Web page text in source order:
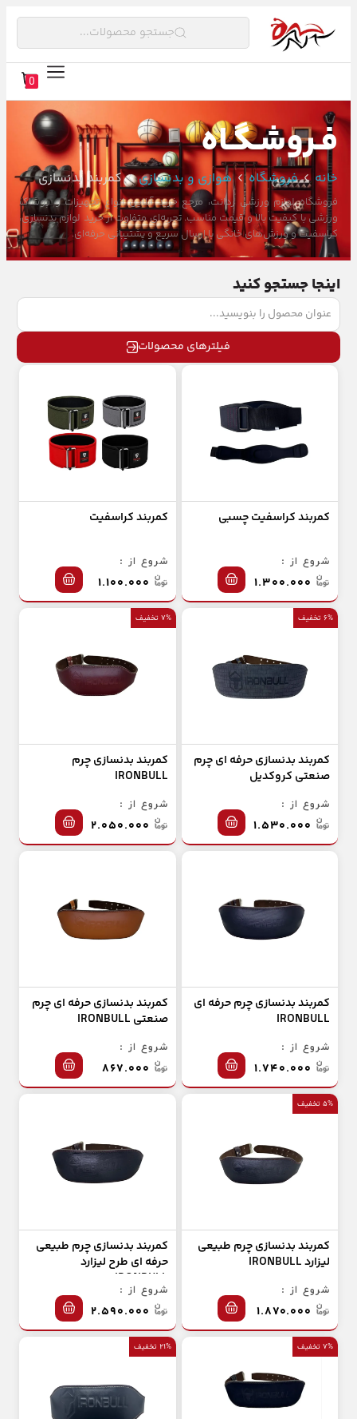
جستجو محصولات...
0
فـروشـگـاه
خانه فروشگاه هوازی و بدنسازی کمربند بدنسازی
فروشگاه لوازم ورزشی ردانت، مرجع خرید آنلاین انواع تجهیزات و پوشاک
ورزشی با کیفیت بالا و قیمت مناسب. تجربه‌ای متفاوت از خرید لوازم بدنسازی،
کراسفیت و ورزش‌های خانگی با ارسال سریع و پشتیبانی حرفه‌ای.
اینجا جستجو کنید
فیلترهای محصولات
کمربند کراسفیت چسبی
شروع از :
کمربند کراسفیت
شروع از :
۶% تخفیف
کمربند بدنسازی حرفه ای چرم
صنعتی کروکدیل
شروع از :
۷% تخفیف
کمربند بدنسازی چرم
IRONBULL
شروع از :
کمربند بدنسازی چرم حرفه ای
IRONBULL
شروع از :
کمربند بدنسازی حرفه ای چرم
صنعتی IRONBULL
شروع از :
۵% تخفیف
کمربند بدنسازی چرم طبیعی
لیزارد IRONBULL
شروع از :
کمربند بدنسازی چرم طبیعی
حرفه ای طرح لیزارد
IRONBULL
شروع از :
۷% تخفیف ۲۱% تخفیف